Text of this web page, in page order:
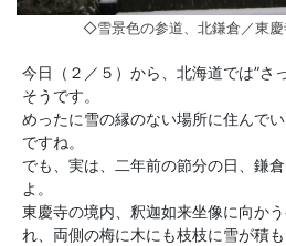
◇雪景色の参道、北鎌倉／東慶
今日（２／５）から、北海道では”さ
そうです。
めったに雪の縁のない場所に住んで
ですね。
でも、実は、二年前の節分の日、鎌
よ。
東慶寺の境内、釈迦如来坐像に向か
れ、両側の梅に木にも枝枝に雪が積も